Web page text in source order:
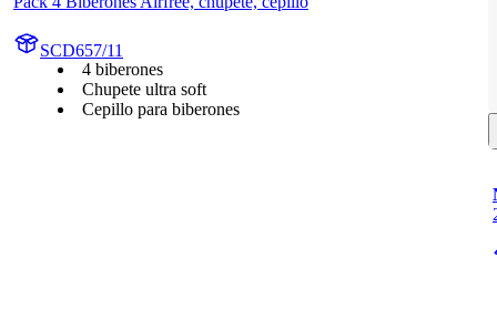
SCD657/11
4 biberones
Chupete ultra soft
Cepillo para biberones